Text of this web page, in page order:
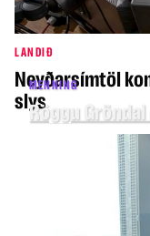
LANDIÐ
Neyðarsímtöl
slys
MENNING
Röggu